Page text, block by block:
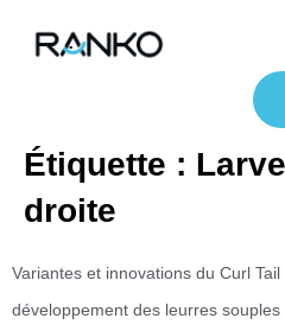
Étiquette :
droite
Variantes et innovations du Curl
développement des leurres souples